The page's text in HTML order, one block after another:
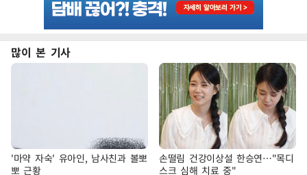
많이 본 기사
'마약 자숙' 유아인, 남사친과 볼뽀
뽀 근황
손떨림 건강이상설 한승연…"목디
스크 심해 치료 중"